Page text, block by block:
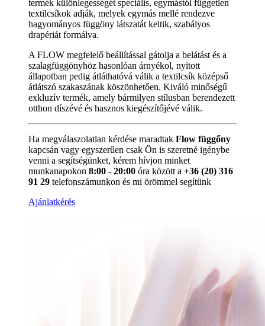
termék különlegességét speciális, egymástól független
textilcsíkok adják, melyek egymás mellé rendezve
hagyományos függöny látszatát keltik, szabályos
drapériát formálva.
A FLOW megfelelő beállítással gátolja a belátást és a
szalagfüggönyhöz hasonlóan árnyékol, nyitott
állapotban pedig átláthatóvá válik a textilcsík középső
átlátszó szakaszának köszönhetően. Kiváló minőségű
exkluzív termék, amely bármilyen stílusban berendezett
otthon díszévé és hasznos kiegészítőjévé válik.
Ha megválaszolatlan kérdése maradtak Flow függőny
kapcsán vagy egyszerűen csak Ön is szeretné igénybe
venni a segítségünket, kérem hívjon minket
munkanapokon 8:00 - 20:00 óra között a +36 (20) 316
91 29 telefonszámunkon és mi örömmel segítünk
Ajánlatkérés